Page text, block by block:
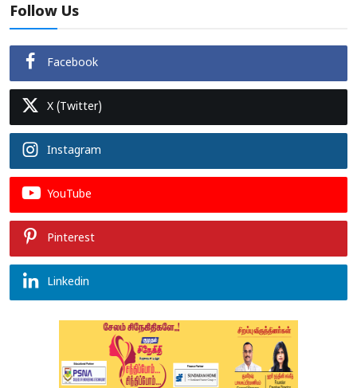
Follow Us
Facebook
X (Twitter)
Instagram
YouTube
Pinterest
Linkedin